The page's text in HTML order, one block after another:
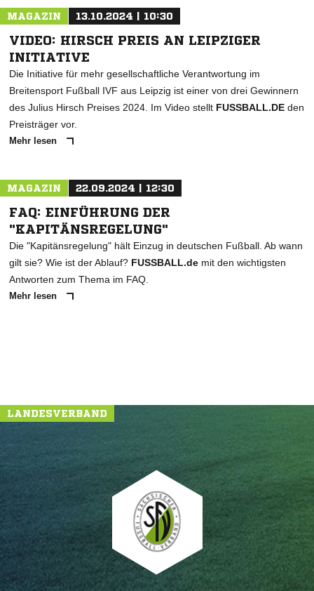
MAGAZIN 13.10.2024 | 10:30
VIDEO: HIRSCH PREIS AN LEIPZIGER
INITIATIVE
Die Initiative für mehr gesellschaftliche Verantwortung im
Breitensport Fußball IVF aus Leipzig ist einer von drei Gewinnern
des Julius Hirsch Preises 2024. Im Video stellt FUSSBALL.DE den
Preisträger vor.
Mehr lesen
MAGAZIN 22.09.2024 | 12:30
FAQ: EINFÜHRUNG DER
"KAPITÄNSREGELUNG"
Die "Kapitänsregelung" hält Einzug in deutschen Fußball. Ab wann
gilt sie? Wie ist der Ablauf? FUSSBALL.de mit den wichtigsten
Antworten zum Thema im FAQ.
Mehr lesen
LANDESVERBAND